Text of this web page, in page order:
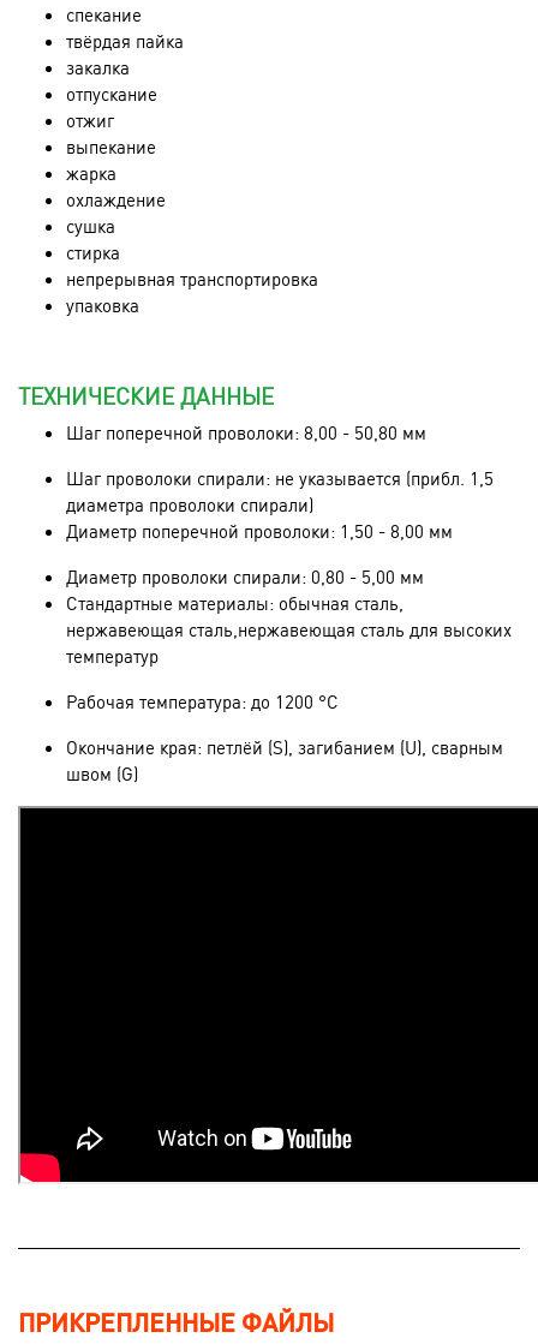
спекание
твёрдая пайка
закалка
отпускание
отжиг
выпекание
жарка
охлаждение
сушка
стирка
непрерывная транспортировка
упаковка
ТЕХНИЧЕСКИЕ ДАННЫЕ
Шаг поперечной проволоки: 8,00 - 50,80 мм
Шаг проволоки спирали: не указывается (прибл. 1,5
диаметра проволоки спирали)
Диаметр поперечной проволоки: 1,50 - 8,00 мм
Диаметр проволоки спирали: 0,80 - 5,00 мм
Стандартные материалы: обычная сталь,
нержавеющая сталь,нержавеющая сталь для высоких
температур
Рабочая температура: до 1200 °C
Окончание края: петлёй (S), загибанием (U), сварным
швом (G)
ПРИКРЕПЛЕННЫЕ ФАЙЛЫ